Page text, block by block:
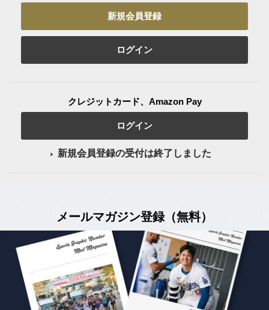
新規会員登録
ログイン
クレジットカード、Amazon Pay
ログイン
新規会員登録の受付は終了しました
メールマガジン登録（無料）